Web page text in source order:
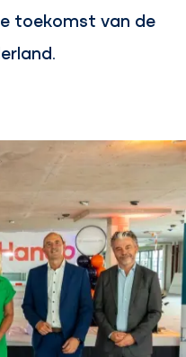
toekomst van de